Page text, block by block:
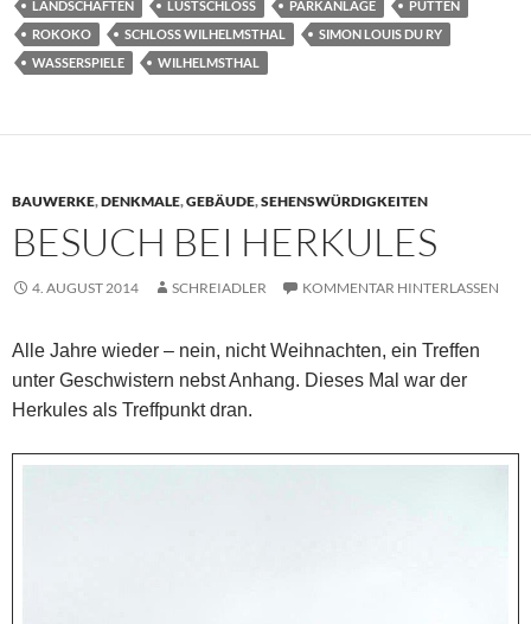
LANDSCHAFTEN LUSTSCHLOSS PARKANLAGE
PUTTEN
ROKOKO
SCHLOSS WILHELMSTHAL
SIMON LOUIS DU RY
WASSERSPIELE
WILHELMSTHAL
BAUWERKE,DENKMALE,GEBÄUDE,SEHENSWÜRDIGKEITEN
BESUCH BEI HERKULES
4. AUGUST 2014 SCHREIADLER KOMMENTAR HINTERLASSEN
Alle Jahre wieder – nein, nicht Weihnachten, ein Treffen
unter Geschwistern nebst Anhang. Dieses Mal war der
Herkules als Treffpunkt dran.